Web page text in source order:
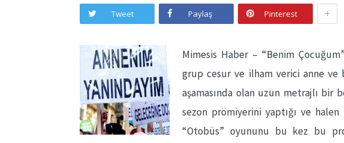
Tweet Paylaş Pinterest +
Mimesis Haber – “Benim
grup cesur ve ilham verici anne ve
aşamasında olan uzun metrajlı bir
sezon prömiyerini yaptığı ve
“Otobüs” oyununu bu kez bu